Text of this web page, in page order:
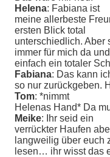
Helena: Fabiana ist
meine allerbeste
ersten Blick total
unterschiedlich. Aber
immer für mich da und
einfach ein totaler
Fabiana: Das kann
so nur zurückgeben.
Tom: *nimmt
Helenas Hand* Da
Meike: Ihr seid ein
verrückter Haufen
langweilig über euch
lesen… ihr wisst das